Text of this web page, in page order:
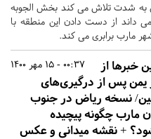
به شدت تلاش می کند بخش الجوبه
داند از دست دادن این منطقه با
مارب برابری می کند.
00:37 - 15 مهر 1400
خبرها از
یمن پس از درگیری‌های
نسخه ریاض در جنوب
مارب چگونه پیچیده
+ نقشه میدانی و عکس